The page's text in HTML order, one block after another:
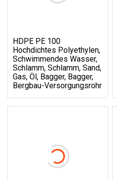
HDPE PE 100
Hochdichtes Polyethylen,
Schwimmendes Wasser,
Schlamm, Schlamm, Sand,
Gas, Öl, Bagger, Bagger,
Bergbau-Versorgungsrohr